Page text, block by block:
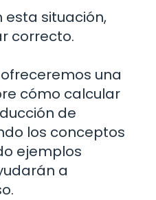
esta situación,
correcto.
una
cómo calcular
de
los conceptos
ejemplos
a